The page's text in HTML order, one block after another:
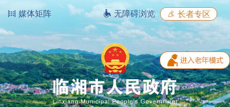
媒体矩阵 无障碍浏览 长者专区